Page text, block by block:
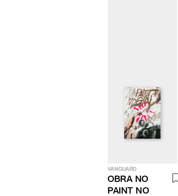
VANGUARD
OBRA NO
PAINT NO